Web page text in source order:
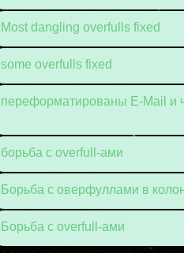
Most dangling overfulls fixed
some overfulls fixed
переформатированы E-Mail и
борьба с overfull-ами
Борьба с оверфуллами в
Борьба с overfull-ами